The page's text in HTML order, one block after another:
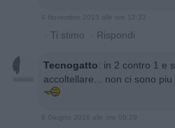
4 Novembre 2015 alle ore 12:33
· Ti stimo · Rispondi
Tecnogatto: in 2 contro 1 e
accoltellare... non ci sono
8 Giugno 2016 alle ore 09:29